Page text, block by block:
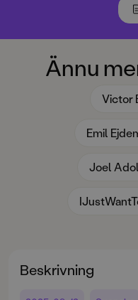
Ännu
Victor
Emil
Joel
Beskrivning